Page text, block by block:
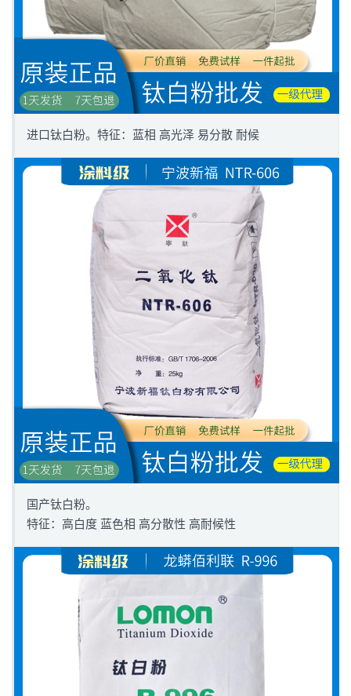
进口钛白粉。特征：蓝相 高光泽 易分散 耐候
国产钛白粉。
特征：高白度 蓝色相 高分散性 高耐候性